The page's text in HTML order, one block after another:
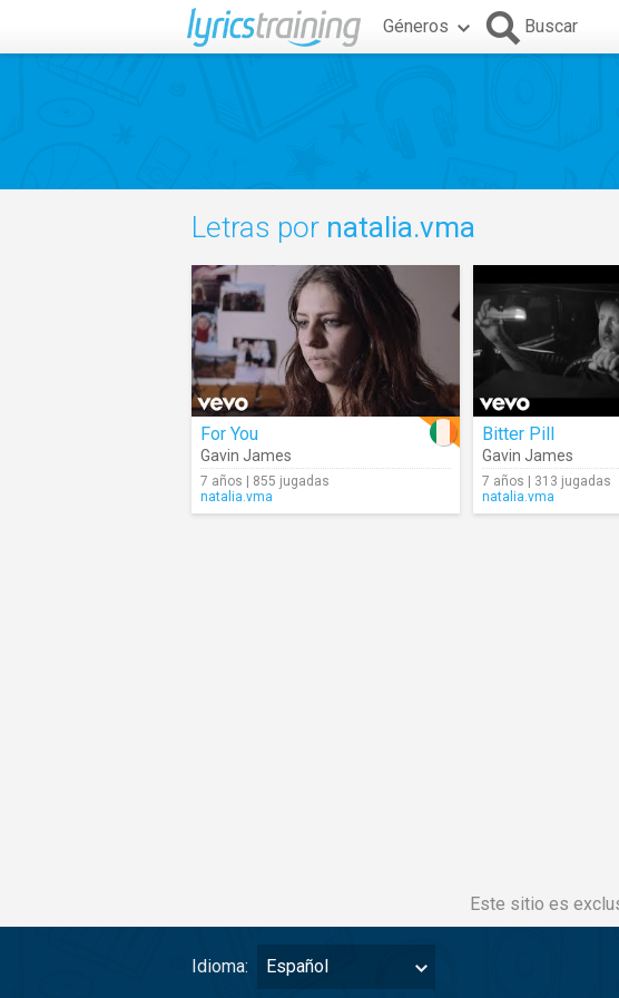
Géneros Buscar
Letras por natalia.vma
For You
Gavin James
7 años | 855 jugadas
natalia.vma
Bitter Pill
Gavin James
7 años | 313 jugadas
natalia.vma
Este sitio es
Idioma: Español